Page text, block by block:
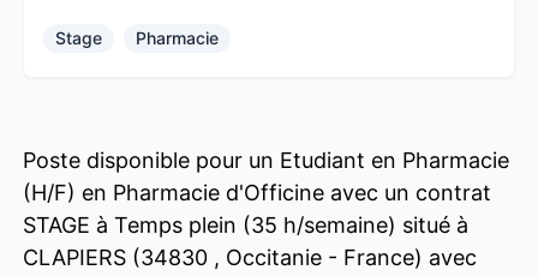
Poste disponible pour un Etudiant en Pharmacie
(H/F) en Pharmacie d'Officine avec un contrat
STAGE à Temps plein (35 h/semaine) situé à
CLAPIERS (34830 , Occitanie - France) avec
Stage Pharmacie